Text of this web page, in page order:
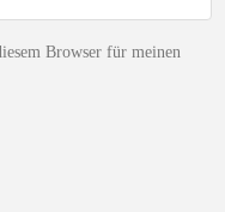
Browser für meinen